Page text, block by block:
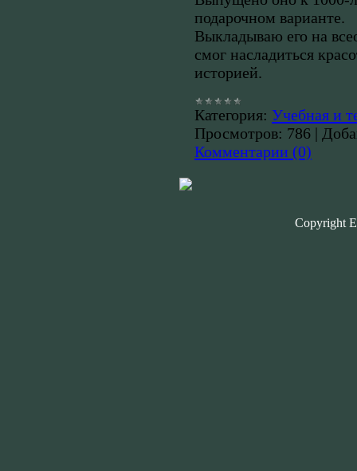
подарочном варианте.
Выкладываю его на
смог насладиться
историей.
Категория: Учебная и
Просмотров: 786 |
Комментарии (0)
Copyright